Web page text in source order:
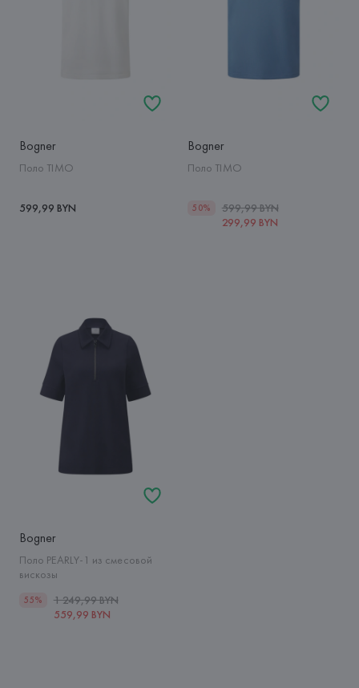
Bogner
Поло TIMO
599,99 BYN
Bogner
Поло TIMO
50%
599,99 BYN
299,99 BYN
Bogner
Поло PEARLY-1 из смесовой
вискозы
55%
1 249,99 BYN
559,99 BYN